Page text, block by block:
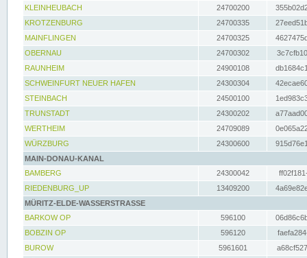
KLEINHEUBACH 24700200
KROTZENBURG
24700335
MAINFLINGEN
24700325
OBERNAU
24700302
RAUNHEIM
24900108
SCHWEINFURT NEUER HAFEN
24300304
STEINBACH
24500100
TRUNSTADT
24300202
WERTHEIM
24709089
WÜRZBURG
24300600
MAIN-DONAU-KANAL
BAMBERG
24300042
RIEDENBURG_UP
13409200
MÜRITZ-ELDE-WASSERSTRASSE
BARKOW OP
596100
BOBZIN OP
596120
BUROW
5961601